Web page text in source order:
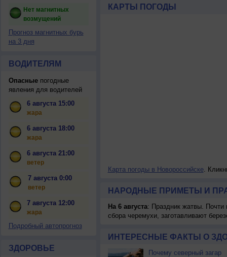
Нет магнитных
возмущений
Прогноз магнитных бурь
на 3 дня
ВОДИТЕЛЯМ
Опасныепогодные
явления для водителей
6 августа 15:00
жара
6 августа 18:00
жара
6 августа 21:00
ветер
7 августа 0:00
ветер
7 августа 12:00
жара
Подробный автопрогноз
ЗДОРОВЬЕ
КАРТЫ ПОГОДЫ
Карта погоды в Новороссийске.
НАРОДНЫЕ ПРИМЕТЫ И
На 6 августа: Праздник жатвы. Почти
сбора черемухи, заготавливают
ИНТЕРЕСНЫЕ ФАКТЫ О
Почему северный загар